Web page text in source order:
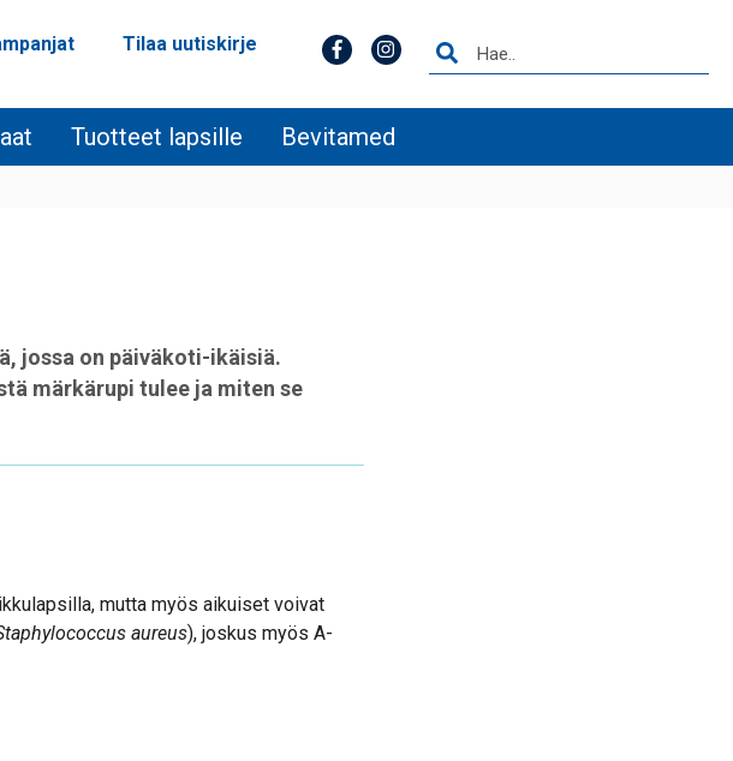
Tilaa uutiskirje
Tuotteet lapsille Bevitamed
jossa on päiväkoti-ikäisiä.
märkärupi tulee ja miten se
mutta myös aikuiset voivat
aureus), joskus myös A-